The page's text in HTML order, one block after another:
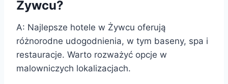
Żywcu?
A: Najlepsze hotele w Żywcu oferują
różnorodne udogodnienia, w tym baseny, spa i
restauracje. Warto rozważyć opcje w
malowniczych lokalizacjach.